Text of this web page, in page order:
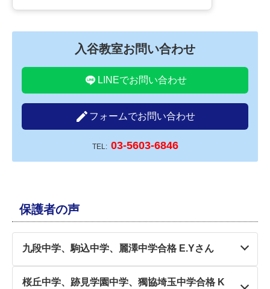
入谷教室お問い合わせ
LINEでお問い合わせ
create フォームでお問い合わせ
TEL: 03-5603-6846
保護者の声
九段中学、駒込中学、麗澤中学合格 E.Yさん
です。
桜丘中学、跡見学園中学、獨協埼玉中学合格 K